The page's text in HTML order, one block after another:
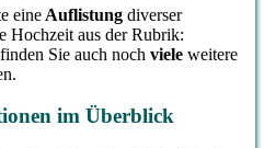
eine Auflistung diverser
Hochzeit aus der Rubrik:
Sie auch noch viele weitere
im Überblick